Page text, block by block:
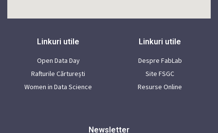
Linkuri utile
Open Data Day
Rafturile Cărturești
Women in Data Science
Linkuri utile
Despre FabLab
Site FSGC
Resurse Online
Newsletter